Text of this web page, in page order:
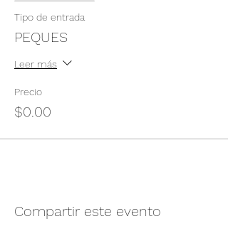
Tipo de entrada
PEQUES
Leer más
Precio
$0.00
Compartir este evento